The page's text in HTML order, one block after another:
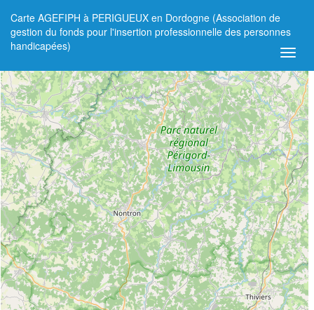
Carte AGEFIPH à PERIGUEUX en Dordogne (Association de
gestion du fonds pour l'insertion professionnelle des personnes
handicapées)
+
−